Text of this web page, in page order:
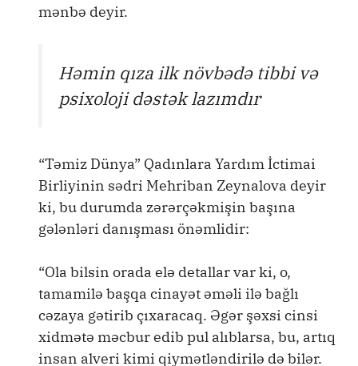
mənbə deyir.
Həmin qıza ilk növbədə tibbi və
psixoloji dəstək lazımdır
“Təmiz Dünya” Qadınlara Yardım İctimai
Birliyinin sədri Mehriban Zeynalova deyir
ki, bu durumda zərərçəkmişin başına
gələnləri danışması önəmlidir:
“Ola bilsin orada elə detallar var ki, o,
tamamilə başqa cinayət əməli ilə bağlı
cəzaya gətirib çıxaracaq. Əgər şəxsi cinsi
xidmətə məcbur edib pul alıblarsa, bu, artıq
insan alveri kimi qiymətləndirilə də bilər.